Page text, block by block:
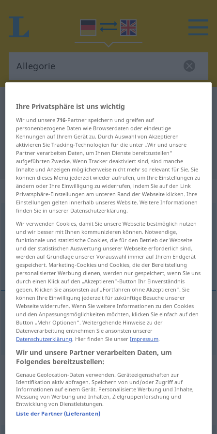
Deutsch-Englisch Wörterbuch
Deutsch-Englisch Übersetzung für
"Allegorie"
"Allegorie" Englisch Übersetzung
„Allegorie“: Femininum
Allegorie Allegorien
Übersicht aller Übersetzungen
(Für mehr Details die Übersetzung anklicken/antippen)
allegory
allegory Allegorie
Beispielsätze aus externen Quellen
für "Allegorie"
(nicht von der Langenscheidt Redaktion
geprüft)
Ihre Privatsphäre ist uns wichtig
Wir und unsere716-Partner speichern und greifen auf
personenbezogene Daten wie Browserdaten oder eindeutige
Kennungen auf Ihrem Gerät zu. Durch Auswahl von Akzeptieren
aktivieren Sie Tracking-Technologien für die unter „Wir und unsere
Partner verarbeiten Daten, um Ihnen Dienste bereitzustellen“
aufgeführten Zwecke. Wenn Tracker deaktiviert sind, sind manche
Inhalte und Anzeigen möglicherweise nicht mehr so relevant für Sie. Sie
können dieses Menü jederzeit wieder aufrufen, um Ihre Einstellungen zu
ändern oder Ihre Einwilligung zu widerrufen, indem Sie auf den Link
Privatsphäre-Einstellungen am unteren Rand der Webseite klicken. Ihre
Einstellungen gelten innerhalb unseres Website. Weitere Informationen
finden Sie in unserer Datenschutzerklärung.
Wir verwenden Cookies, damit Sie unsere Webseite bestmöglich nutzen
und wir besser mit Ihnen kommunizieren können. Notwendige,
funktionale und statistische Cookies, die für den Betrieb der Webseite
und der statistischen Auswertung unserer Webseite erforderlich sind,
werden auf Grundlage unserer Vorauswahl immer auf Ihrem Endgerät
gespeichert. Marketing-Cookies und Cookies, die der Bereitstellung
personalisierter Werbung dienen, werden nur gespeichert, wenn Sie uns
durch einen Klick auf den „Akzeptieren“-Button Ihr Einverständnis
geben. Klicken Sie ansonsten auf „Fortfahren ohne Akzeptieren“. Sie
können Ihre Einwilligung jederzeit für zukünftige Besuche unserer
Webseite widerrufen. Wenn Sie weitere Informationen zu den Cookies
und den Anpassungsmöglichkeiten möchten, klicken Sie einfach auf den
Button „Mehr Optionen“. Weitergehende Hinweise zu der
Datenverarbeitung entnehmen Sie ansonsten unserer
Datenschutzerklärung. Hier finden Sie unserImpressum.
Wir und unsere Partner verarbeiten Daten, um
Folgendes bereitzustellen:
Genaue Geolocation-Daten verwenden. Geräteeigenschaften zur
Identifikation aktiv abfragen. Speichern von und/oder Zugriff auf
Informationen auf einem Gerät. Personalisierte Werbung und Inhalte,
Messung von Werbung und Inhalten, Zielgruppenforschung und
Entwicklung von Dienstleistungen.
Liste der Partner (Lieferanten)